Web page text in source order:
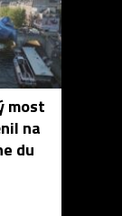
most
na
du